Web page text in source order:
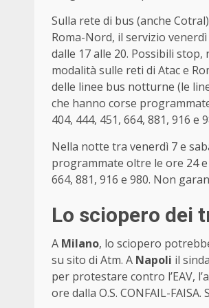
Sulla rete di bus (anche
Roma-Nord, il servizio
dalle 17 alle 20. Possibili
modalità sulle reti di Atac e
delle linee bus notturne (le
che hanno corse
404, 444, 451, 664, 881, 916 e
Nella notte tra venerdì 7 e
programmate oltre le ore 24 e
664, 881, 916 e 980. Non
Lo sciopero dei
A Milano, lo sciopero
su sito di Atm. A Napoli il
per protestare contro l’EAV,
ore dalla O.S. CONFAIL-